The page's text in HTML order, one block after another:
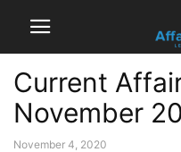
Current
November
November 4, 2020